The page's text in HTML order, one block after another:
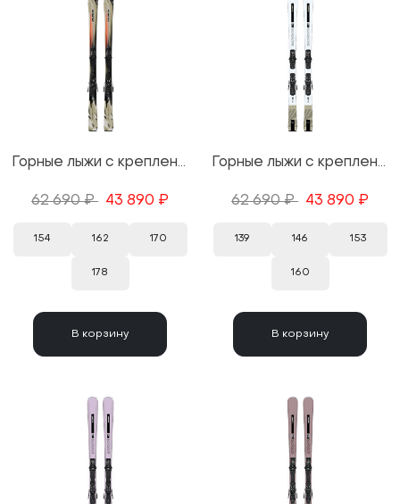
Горные лыжи с креплениями Salomon Stance F76 + M10 GW L80 25/26
62 690 ₽ 43 890 ₽
154 162 170
178
В корзину
Горные лыжи с креплениями Salomon S/Max №4 + M10 GW 25/26
62 690 ₽ 43 890 ₽
139 146 153
160
В корзину